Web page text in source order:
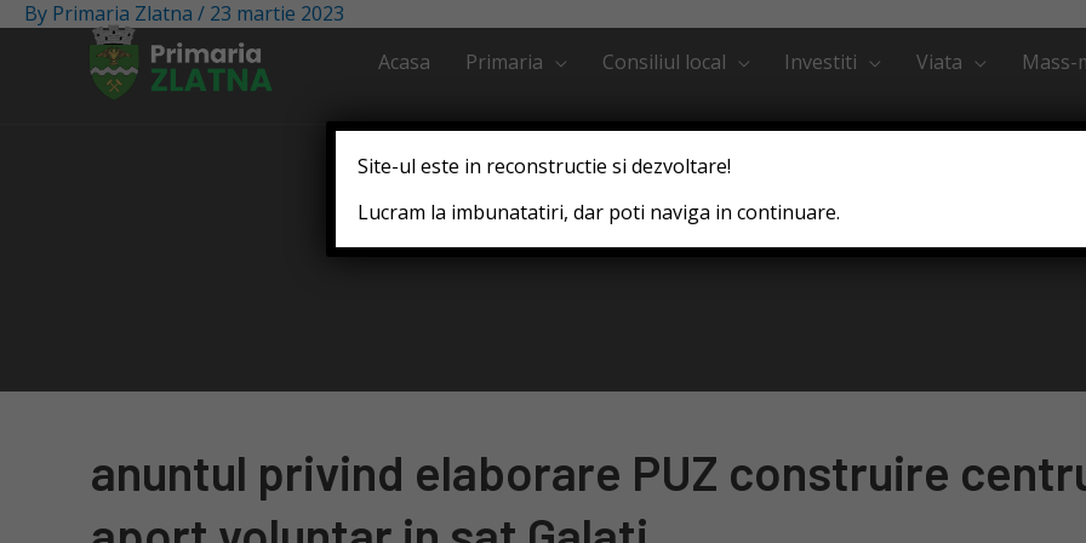
Acasa Primaria Consiliul local Investiti Viata Mass-
By Primaria Zlatna / 23 martie 2023
anuntul privind elaborare PUZ construire
Site-ul este in reconstructie si dezvoltare!
Lucram la imbunatatiri, dar poti naviga in continuare.